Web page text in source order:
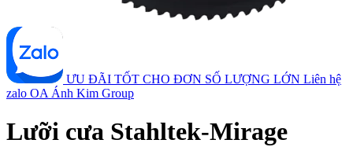
ƯU ĐÃI TỐT CHO ĐƠN SỐ LƯỢNG LỚN Liên hệ
zalo OA Ánh Kim Group
Lưỡi cưa Stahltek-Mirage